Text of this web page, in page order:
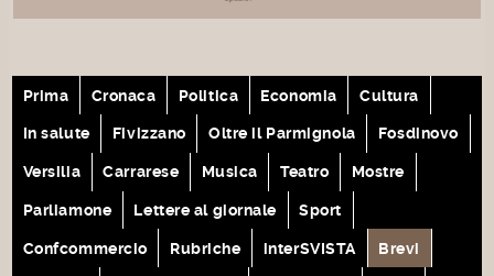
Prima Cronaca Politica Economia Cultura
In salute Fivizzano Oltre il Parmignola Fosdinovo
Versilia Carrarese Musica Teatro Mostre
Parliamone Lettere al giornale Sport
Confcommercio Rubriche interSVISTA Brevi